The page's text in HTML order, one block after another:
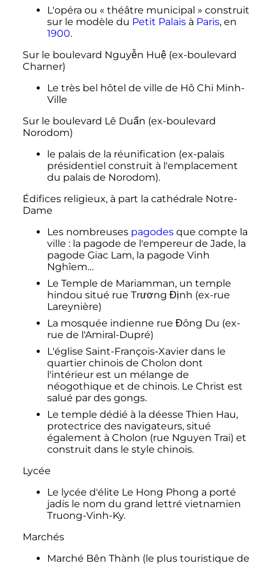
L'opéra ou « théâtre municipal » construit
sur le modèle du Petit Palaisà Paris, en
1900.
Sur le boulevard Nguyễn Huệ (ex-boulevard
Charner)
Le très bel hôtel de ville de Hô Chi Minh-
Ville
Sur le boulevard Lê Duẩn (ex-boulevard
Norodom)
le palais de la réunification (ex-palais
présidentiel construit à l'emplacement
du palais de Norodom).
Édifices religieux, à part la cathédrale Notre-
Dame
Les nombreuses pagodesque compte la
ville : la pagode de l'empereur de Jade, la
pagode Giac Lam, la pagode Vinh
Nghîem…
Le Temple de Mariamman, un temple
hindou situé rue Trương Định (ex-rue
Lareynière)
La mosquée indienne rue Đông Du (ex-
rue de l'Amiral-Dupré)
L'église Saint-François-Xavier dans le
quartier chinois de Cholon dont
l'intérieur est un mélange de
néogothique et de chinois. Le Christ est
salué par des gongs.
Le temple dédié à la déesse Thien Hau,
protectrice des navigateurs, situé
également à Cholon (rue Nguyen Trai) et
construit dans le style chinois.
Lycée
Le lycée d'élite Le Hong Phong a porté
jadis le nom du grand lettré vietnamien
Truong-Vinh-Ky.
Marchés
Marché Bên Thành (le plus touristique de